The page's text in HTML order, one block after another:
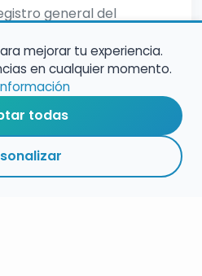
general del
ENLACES SEGUIR
mejorar tu experiencia.
en cualquier momento.
todas